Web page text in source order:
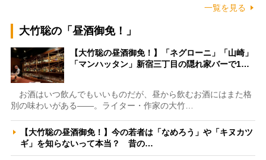
一覧を見る
大竹聡の「昼酒御免！」
【大竹聡の昼酒御免！】「ネグローニ」「山崎」
「マンハッタン」新宿三丁目の隠れ家バーで1…
お酒はいつ飲んでもいいものだが、昼から飲むお酒にはまた格
別の味わいがある――。ライター・作家の大竹…
【大竹聡の昼酒御免！】今の若者は「なめろう」や「キヌカツ
ギ」を知らないって本当？ 昔の…